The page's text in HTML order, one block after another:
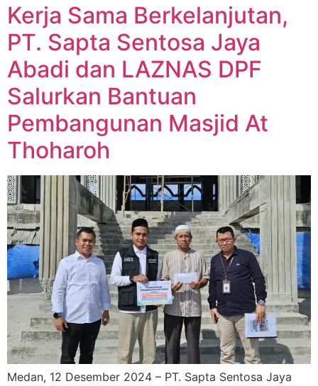
Kerja Sama Berkelanjutan,
PT. Sapta Sentosa Jaya
Abadi dan LAZNAS DPF
Salurkan Bantuan
Pembangunan Masjid At
Thoharoh
Medan, 12 Desember 2024 – PT. Sapta Sentosa Jaya